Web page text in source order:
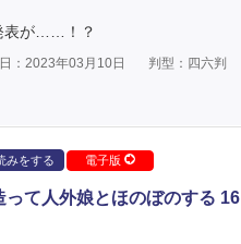
表が……！？
：2023年03月10日 判型：四六判
みをする 電子版
て人外娘とほのぼのする 16